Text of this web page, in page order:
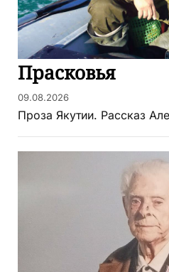
Прасковья
09.08.2026
Проза Якутии. Рассказ